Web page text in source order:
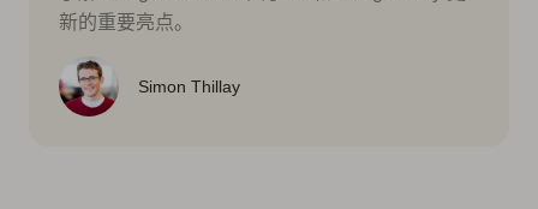
新的重要亮点。
Simon Thillay